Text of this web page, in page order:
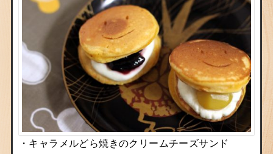
・ キャラメルどら焼きのクリームチーズサンド